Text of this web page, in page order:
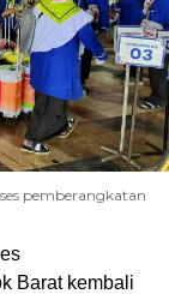
pemberangkatan
Barat kembali